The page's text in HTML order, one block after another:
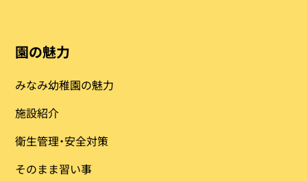
園の魅力
みなみ幼稚園の魅力
施設紹介
衛生管理・安全対策
そのまま習い事